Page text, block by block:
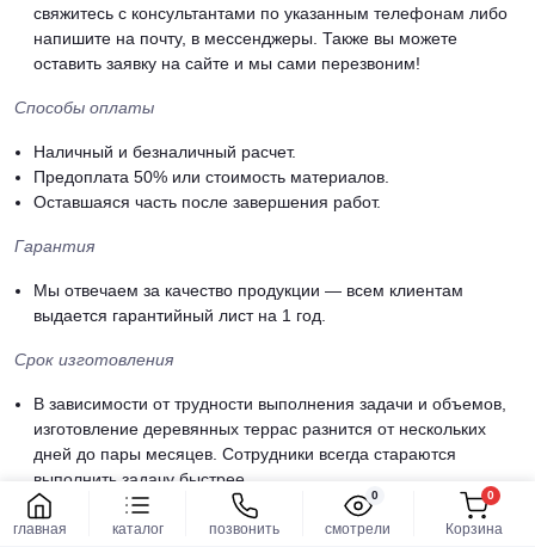
главная каталог смотрели
0
позвонить Корзина
0
свяжитесь с консультантами по указанным телефонам либо
напишите на почту, в мессенджеры. Также вы можете
оставить заявку на сайте и мы сами перезвоним!
Способы оплаты
Наличный и безналичный расчет.
Предоплата 50% или стоимость материалов.
Оставшаяся часть после завершения работ.
Гарантия
Мы отвечаем за качество продукции — всем клиентам
выдается гарантийный лист на 1 год.
Срок изготовления
В зависимости от трудности выполнения задачи и объемов,
изготовление деревянных террас разнится от нескольких
дней до пары месяцев. Сотрудники всегда стараются
выполнить задачу быстрее.
Предлагаем купить уличные террасы в Кривичах по выгодным